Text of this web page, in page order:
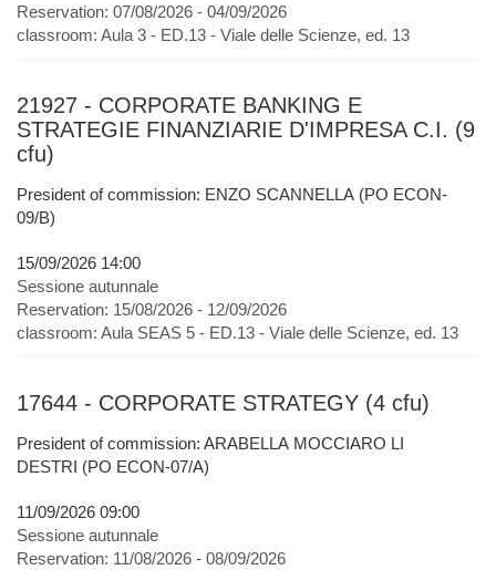
Reservation: 07/08/2026 - 04/09/2026
classroom: Aula 3 - ED.13 - Viale delle Scienze, ed. 13
21927 - CORPORATE BANKING E
STRATEGIE FINANZIARIE D'IMPRESA C.I. (9
cfu)
President of commission: ENZO SCANNELLA (PO ECON-
09/B)
15/09/2026 14:00
Sessione autunnale
Reservation: 15/08/2026 - 12/09/2026
classroom: Aula SEAS 5 - ED.13 - Viale delle Scienze, ed. 13
17644 - CORPORATE STRATEGY (4 cfu)
President of commission: ARABELLA MOCCIARO LI
DESTRI (PO ECON-07/A)
11/09/2026 09:00
Sessione autunnale
Reservation: 11/08/2026 - 08/09/2026